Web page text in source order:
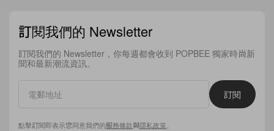
訂閱我們的 Newsletter
訂閱我們的 Newsletter，你每週都會收到 POPBEE 獨家時尚新
聞和最新潮流資訊。
訂閱
點擊訂閱即表示您同意我們的服務條款與隱私政策